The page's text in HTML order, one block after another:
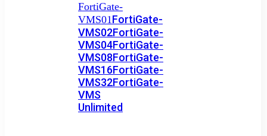
FortiGate-
VMS01FortiGate-
VMS02FortiGate-
VMS04FortiGate-
VMS08FortiGate-
VMS16FortiGate-
VMS32FortiGate-
VMS
Unlimited